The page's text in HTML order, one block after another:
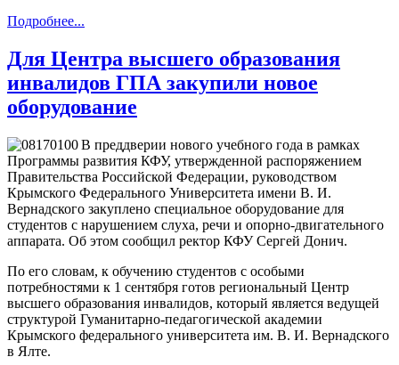
Подробнее...
Для Центра высшего образования
инвалидов ГПА закупили новое
оборудование
В преддверии нового учебного года в рамках
Программы развития КФУ, утвержденной распоряжением
Правительства Российской Федерации, руководством
Крымского Федерального Университета имени В. И.
Вернадского закуплено специальное оборудование для
студентов с нарушением слуха, речи и опорно-двигательного
аппарата. Об этом сообщил ректор КФУ Сергей Донич.
По его словам, к обучению студентов с особыми
потребностями к 1 сентября готов региональный Центр
высшего образования инвалидов, который является ведущей
структурой Гуманитарно-педагогической академии
Крымского федерального университета им. В. И. Вернадского
в Ялте.